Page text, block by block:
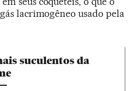
lacrimogêneo usado pela
suculentos da